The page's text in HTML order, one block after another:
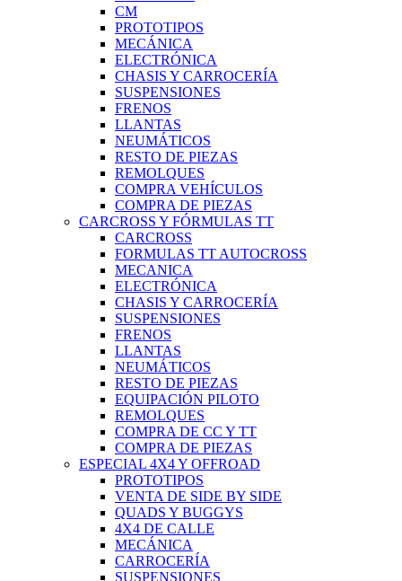
CM
PROTOTIPOS
MECÁNICA
ELECTRÓNICA
CHASIS Y CARROCERÍA
SUSPENSIONES
FRENOS
LLANTAS
NEUMÁTICOS
RESTO DE PIEZAS
REMOLQUES
COMPRA VEHÍCULOS
COMPRA DE PIEZAS
CARCROSS Y FÓRMULAS TT
CARCROSS
FORMULAS TT AUTOCROSS
MECANICA
ELECTRÓNICA
CHASIS Y CARROCERÍA
SUSPENSIONES
FRENOS
LLANTAS
NEUMÁTICOS
RESTO DE PIEZAS
EQUIPACIÓN PILOTO
REMOLQUES
COMPRA DE CC Y TT
COMPRA DE PIEZAS
ESPECIAL 4X4 Y OFFROAD
PROTOTIPOS
VENTA DE SIDE BY SIDE
QUADS Y BUGGYS
4X4 DE CALLE
MECÁNICA
CARROCERÍA
SUSPENSIONES